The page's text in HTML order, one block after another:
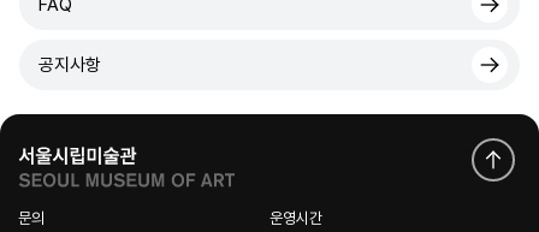
FAQ
공지사항
문의 운영시간